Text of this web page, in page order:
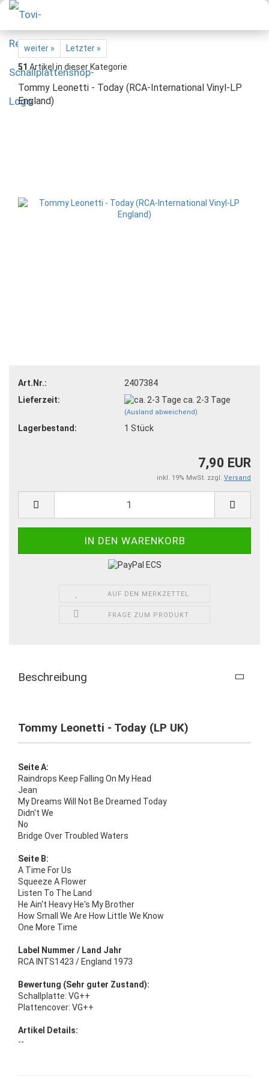
weiter »
Letzter »
51 Artikel in dieser Kategorie
Tommy Leonetti - Today (RCA-International Vinyl-LP
England)
Art.Nr.:
2407384
Lieferzeit:
ca. 2-3 Tage
(Ausland abweichend)
Lagerbestand: 1 Stück
7,90 EUR
inkl. 19% MwSt. zzgl. Versand
AUF DEN MERKZETTEL
FRAGE ZUM PRODUKT
Beschreibung
Tommy Leonetti - Today (LP UK)
Seite A:
Raindrops Keep Falling On My Head
Jean
My Dreams Will Not Be Dreamed Today
Didn't We
No
Bridge Over Troubled Waters
Seite B:
A Time For Us
Squeeze A Flower
Listen To The Land
He Ain't Heavy He's My Brother
How Small We Are How Little We Know
One More Time
Label Nummer / Land Jahr
RCA INTS1423 / England 1973
Bewertung (Sehr guter Zustand):
Schallplatte: VG++
Plattencover: VG++
Artikel Details:
--